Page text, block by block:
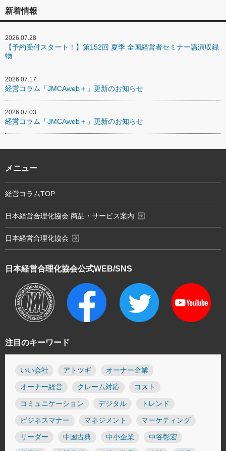
新着情報
2026.07.28
【予約受付スタート！】第152回 夏季 全国経営者セミナー講演収録
物
2026.07.17
経営コラム「JMCAweb＋」更新のお知らせ
2026.07.03
経営コラム「JMCAweb＋」更新のお知らせ
注目のキーワード
いい会社 アトツギ オーナー企業
オーナー経営 クレーム対応 コスト
コミュニケーション デジタル トレンド
ビジネスマナー マネジメント マーケティング
リーダー 中国古典 中小企業 中谷彰宏
日本経営合理化協会公式WEB/SNS
メニュー
経営コラムTOP
日本経営合理化協会 商品・サービス案内 exit_to_app
日本経営合理化協会 exit_to_app